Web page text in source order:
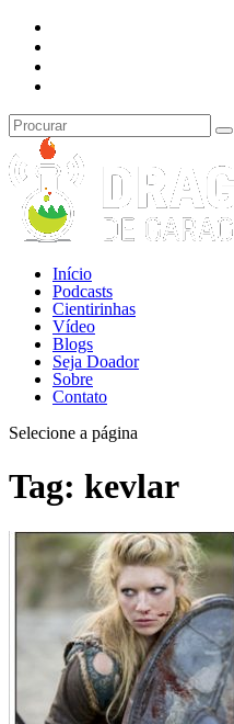
Início
Podcasts
Cientirinhas
Vídeo
Blogs
Seja Doador
Sobre
Contato
Selecione a página
Tag: kevlar